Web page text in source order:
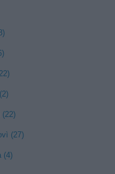
(22)
(27)
(4)